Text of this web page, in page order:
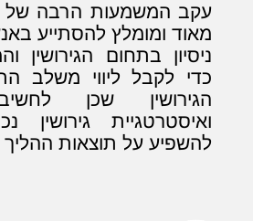
עקב המשמעות הרבה של
מאוד ומומלץ להסתייע
ניסיון בתחום הגירושין
כדי לקבל ליווי משלב
הגירושין שכן
ואיסטרטגיית גירושין
להשפיע על תוצאות ההליך